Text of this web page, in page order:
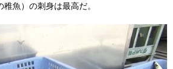
魚）の刺身は最高だ。